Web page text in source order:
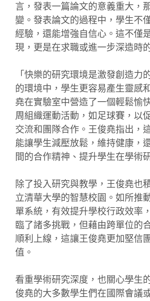
言，發表一篇論文的意義重大，
變。發表論文的過程中，學生不
經驗，還能增強自信心。這不僅
現，更是在求職或進一步深造時
「快樂的研究環境是激發創造力
的環境中，學生更容易產生靈感
堯在實驗室中營造了一個輕鬆愉
周組織運動活動，如足球賽，以
交流和團隊合作。王俊堯指出，
能讓學生減壓放鬆，維持健康，
間的合作精神、提升學生在學術
除了投入研究與教學，王俊堯也
立清華大學的智慧校園。如所推
單系統，有效提升學校行政效率
臨了諸多挑戰，但藉由跨單位的
順利上線，這讓王俊堯更加堅信
值。
看重學術研究深度，也關心學生
俊堯的大多數學生們在國際會議